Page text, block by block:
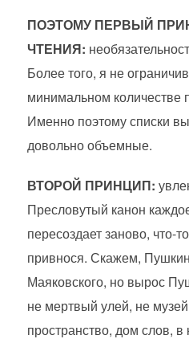
ПОЭТОМУ ПЕРВЫЙ
ЧТЕНИЯ:
Более того, я не
минимальном количестве
Именно поэтому списки
довольно объемные.
ВТОРОЙ ПРИНЦИП:
Пресловутый канон
пересоздает заново, что-
привнося. Скажем,
Маяковского, но вырос
не мертвый улей, не
пространство, дом слов,